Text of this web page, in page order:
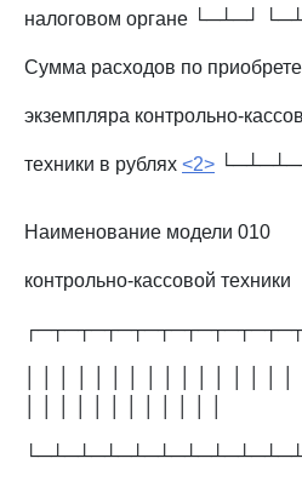
налоговом органе └─┴─┘
Сумма расходов по
экземпляра контрольно-
техники в рублях <2>
Наименование модели 010
контрольно-кассовой техники